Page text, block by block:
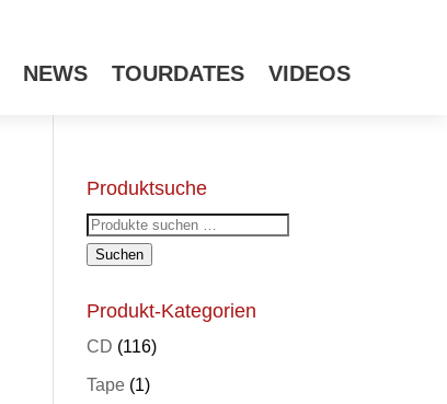
NEWS TOURDATES VIDEOS
Produktsuche
Suchen
nach:
Suchen
Produkt-Kategorien
CD (116)
Tape (1)